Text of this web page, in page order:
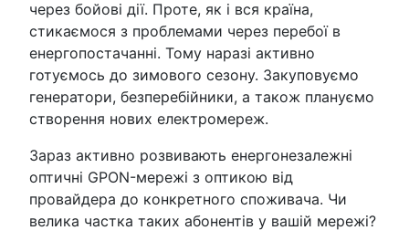
через бойові дії. Проте, як і вся країна,
стикаємося з проблемами через перебої в
енергопостачанні. Тому наразі активно
готуємось до зимового сезону. Закуповуємо
генератори, безперебійники, а також плануємо
створення нових електромереж.
Зараз активно розвивають енергонезалежні
оптичні GPON-мережі з оптикою від
провайдера до конкретного споживача. Чи
велика частка таких абонентів у вашій мережі?